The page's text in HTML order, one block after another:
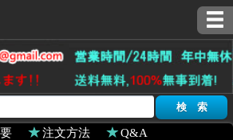
注文方法
Q&A